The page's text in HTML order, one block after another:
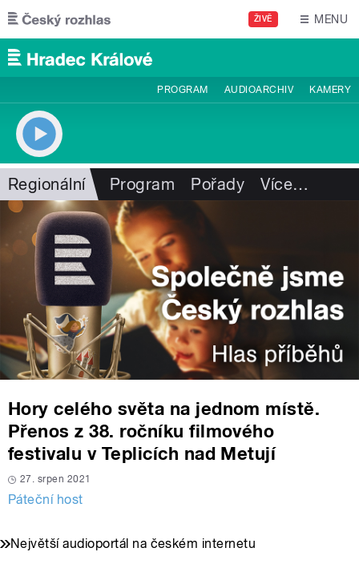
Přejít k hlavnímu obsahu
ŽIVĚ MENU
PROGRAM AUDIOARCHIV KAMERY
Regionální Program Pořady Více…
Hory celého světa na jednom místě.
Přenos z 38. ročníku filmového
festivalu v Teplicích nad Metují
27. srpen 2021
Páteční host
Největší audioportál na českém internetu